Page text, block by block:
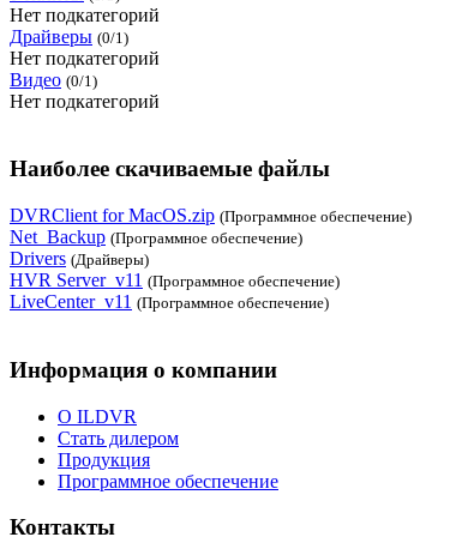
Нет подкатегорий
Драйверы (0/1)
Нет подкатегорий
Видео (0/1)
Нет подкатегорий
Наиболее скачиваемые файлы
DVRClient for MacOS.zip (Программное обеспечение)
Net_Backup (Программное обеспечение)
Drivers (Драйверы)
HVR Server_v11 (Программное обеспечение)
LiveCenter_v11 (Программное обеспечение)
Информация о компании
О ILDVR
Стать дилером
Продукция
Программное обеспечение
Контакты